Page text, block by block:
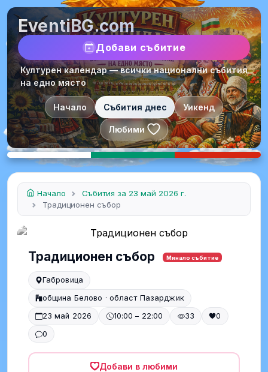
EventiBG.com
Добави събитие
Културен календар — всички национални събития
на едно място
Начало Събития днес Уикенд
Любими
Начало
Събития за 23 май 2026 г.
Традиционен събор
Традиционен събор Минало събитие
Габровица
община Белово · област Пазарджик
23 май 2026
10:00 – 22:00 33
0
0
Добави в любими